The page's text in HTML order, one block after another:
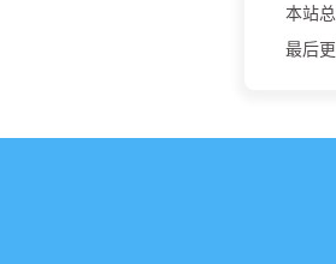
本站
最后